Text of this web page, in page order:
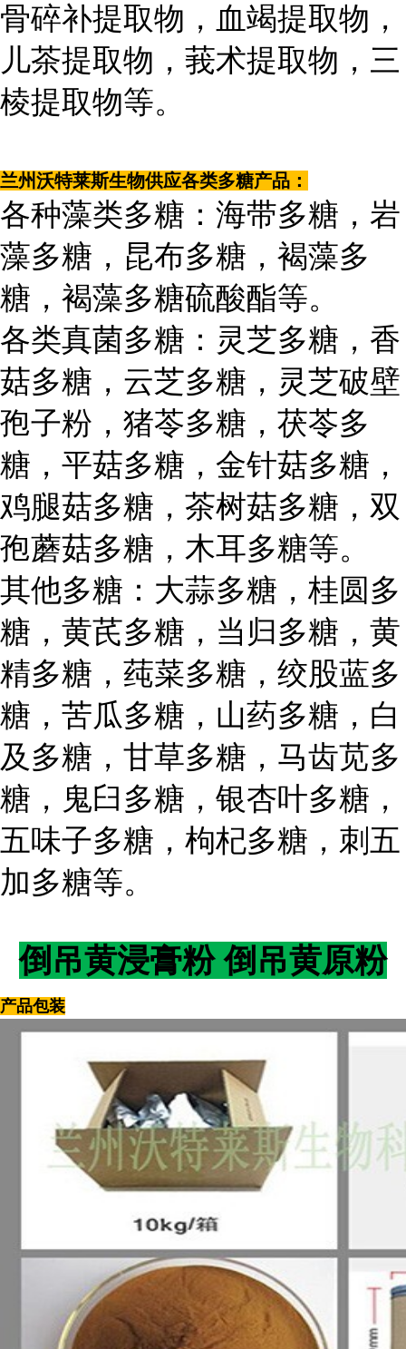
骨碎补提取物，血竭提取物，
儿茶提取物，莪术提取物，三
棱提取物等。
兰州沃特莱斯生物供应各类多糖产品：
各种藻类多糖：海带多糖，岩
藻多糖，昆布多糖，褐藻多
糖，褐藻多糖硫酸酯等。
各类真菌多糖：灵芝多糖，香
菇多糖，云芝多糖，灵芝破壁
孢子粉，猪苓多糖，茯苓多
糖，平菇多糖，金针菇多糖，
鸡腿菇多糖，茶树菇多糖，双
孢蘑菇多糖，木耳多糖等。
其他多糖：大蒜多糖，桂圆多
糖，黄芪多糖，当归多糖，黄
精多糖，莼菜多糖，绞股蓝多
糖，苦瓜多糖，山药多糖，白
及多糖，甘草多糖，马齿苋多
糖，鬼臼多糖，银杏叶多糖，
五味子多糖，枸杞多糖，刺五
加多糖等。
倒吊黄浸膏粉 倒吊黄原粉
产品包装